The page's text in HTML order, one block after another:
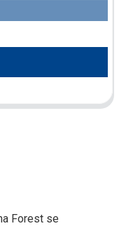
Forest se